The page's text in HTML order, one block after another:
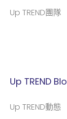
Up TREND團隊
Up TREND
Up TREND動態